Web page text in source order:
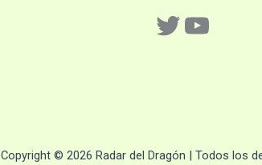
Twitter
Copyright © 2026 Radar del Dragón | Todos los